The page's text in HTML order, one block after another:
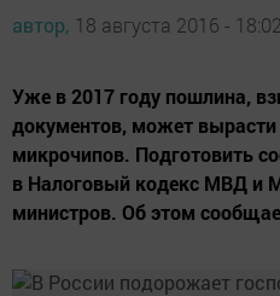
автор, 18 августа 2016 - 18:02
Уже в 2017 году пошлина,
документов, может вырасти
микрочипов. Подготовить
в Налоговый кодекс МВД и
министров. Об этом